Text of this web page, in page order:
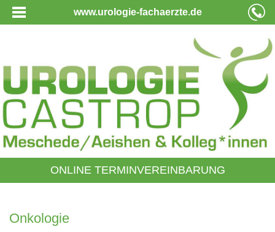
www.urologie-fachaerzte.de
ONLINE TERMINVEREINBARUNG
Onkologie